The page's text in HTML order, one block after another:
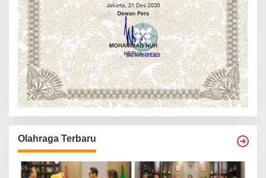
Olahraga Terbaru